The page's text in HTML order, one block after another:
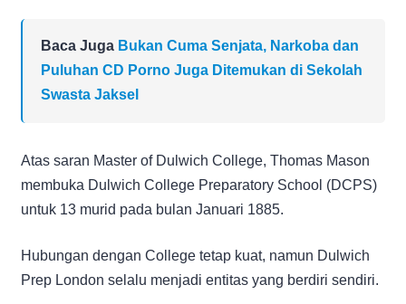
Baca Juga Bukan Cuma Senjata, Narkoba dan
Puluhan CD Porno Juga Ditemukan di Sekolah
Swasta Jaksel
Atas saran Master of Dulwich College, Thomas Mason
membuka Dulwich College Preparatory School (DCPS)
untuk 13 murid pada bulan Januari 1885.
Hubungan dengan College tetap kuat, namun Dulwich
Prep London selalu menjadi entitas yang berdiri sendiri.